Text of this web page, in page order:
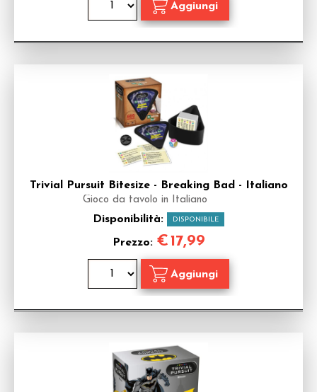
Trivial Pursuit Bitesize - Breaking Bad - Italiano
Gioco da tavolo in Italiano
Disponibilità: DISPONIBILE
Prezzo: €17,99